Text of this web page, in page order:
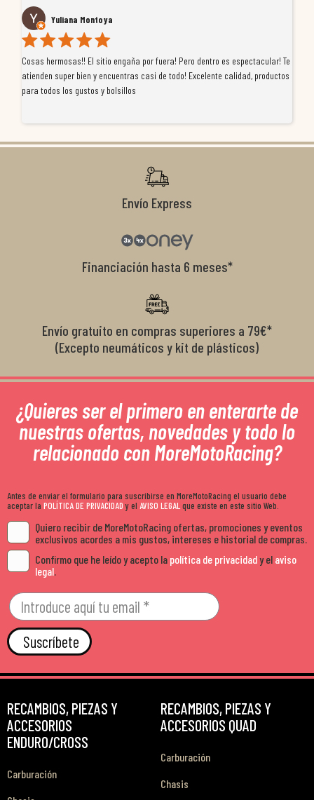
Yuliana Montoya
Cosas hermosas!! El sitio engaña por fuera! Pero dentro es espectacular! Te
atienden super bien y encuentras casi de todo! Excelente calidad, productos
para todos los gustos y bolsillos
Envío Express
Financiación hasta 6 meses*
Envío gratuito en compras superiores a 79€*
(Excepto neumáticos y kit de plásticos)
¿Quieres ser el primero en enterarte de
nuestras ofertas, novedades y todo lo
relacionado con MoreMotoRacing?
Antes de enviar el formulario para suscribirse en MoreMotoRacing el usuario debe
aceptar la POLÍTICA DE PRIVACIDADy el AVISO LEGALque existe en este sitio Web.
Quiero recibir de MoreMotoRacing ofertas, promociones y eventos
exclusivos acordes a mis gustos, intereses e historial de compras.
Confirmo que he leído y acepto la política de privacidady el aviso
legal
Suscríbete
RECAMBIOS, PIEZAS Y
ACCESORIOS
ENDURO/CROSS
Carburación
RECAMBIOS, PIEZAS Y
ACCESORIOS QUAD
Carburación
Chasis